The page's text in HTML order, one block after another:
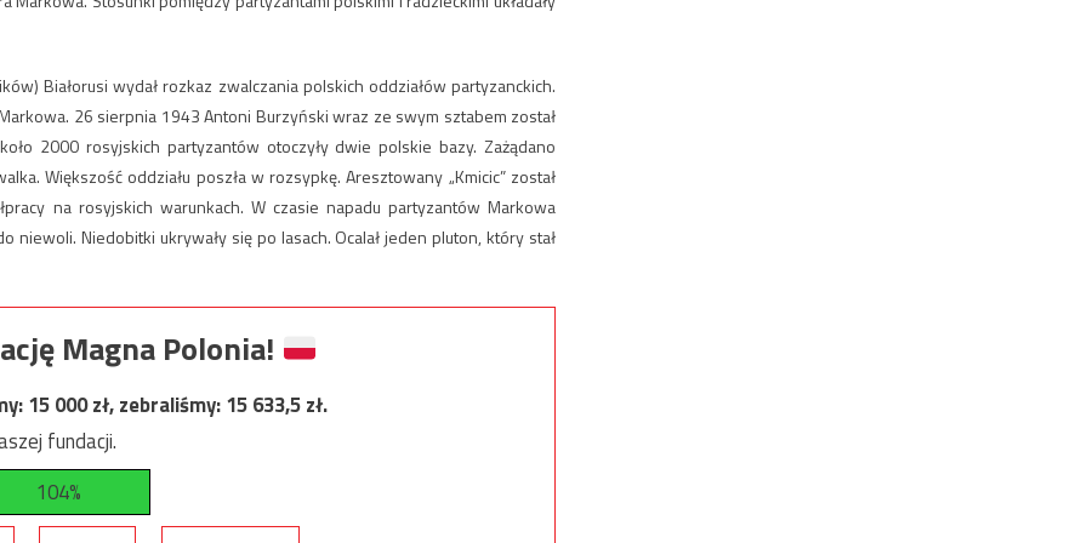
Białorusi wydał rozkaz zwalczania polskich oddziałów partyzanckich.
26 sierpnia 1943 Antoni Burzyński wraz ze swym sztabem został
2000 rosyjskich partyzantów otoczyły dwie polskie bazy. Zażądano
Większość oddziału poszła w rozsypkę. Aresztowany „Kmicic” został
na rosyjskich warunkach. W czasie napadu partyzantów Markowa
niewoli. Niedobitki ukrywały się po lasach. Ocalał jeden pluton, który stał
Magna Polonia!
15 000zł, zebraliśmy:15 633,5zł.
fundacji.
104%